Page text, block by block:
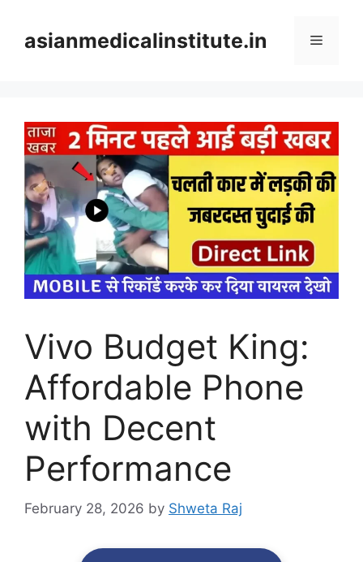
contentasianmedicalinstitute.in Menu
Vivo Budget King:
Affordable Phone
with Decent
Performance
February 28, 2026 by Shweta Raj